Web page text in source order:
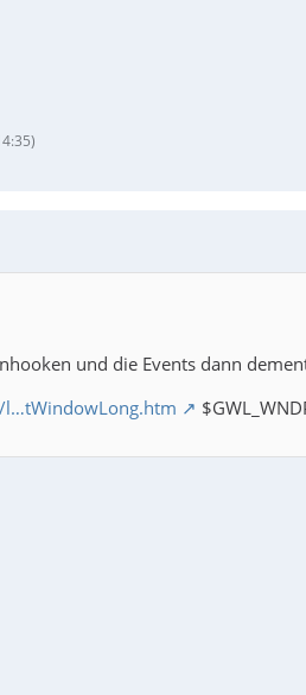
)
und die Events dann